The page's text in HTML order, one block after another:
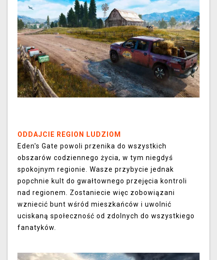
ODDAJCIE REGION LUDZIOM
Eden's Gate powoli przenika do wszystkich
obszarów codziennego życia, w tym niegdyś
spokojnym regionie. Wasze przybycie jednak
popchnie kult do gwałtownego przejęcia kontroli
nad regionem. Zostaniecie więc zobowiązani
wzniecić bunt wśród mieszkańców i uwolnić
uciskaną społeczność od zdolnych do wszystkiego
fanatyków.